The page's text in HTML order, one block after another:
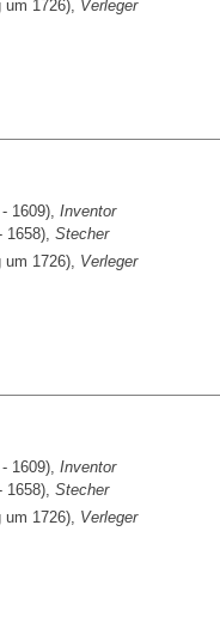
1726), Verleger
1609), Inventor
1658), Stecher
1726), Verleger
1609), Inventor
1658), Stecher
1726), Verleger